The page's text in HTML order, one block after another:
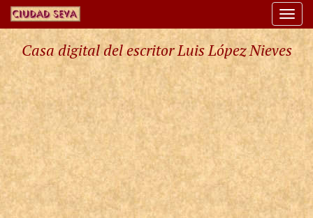
Casa digital del escritor Luis López Nieves